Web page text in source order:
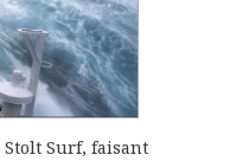
Surf, faisant